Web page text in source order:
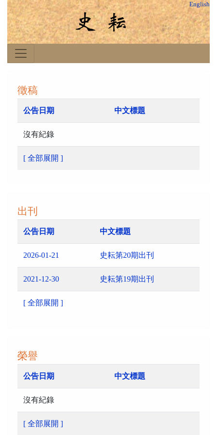
English
徵稿
公告日期 中文標題
沒有紀錄
[ 全部展開 ]
出刊
公告日期 中文標題
2026-01-21 史耘第20期出刊
2021-12-30 史耘第19期出刊
[ 全部展開 ]
榮譽
公告日期 中文標題
沒有紀錄
[ 全部展開 ]